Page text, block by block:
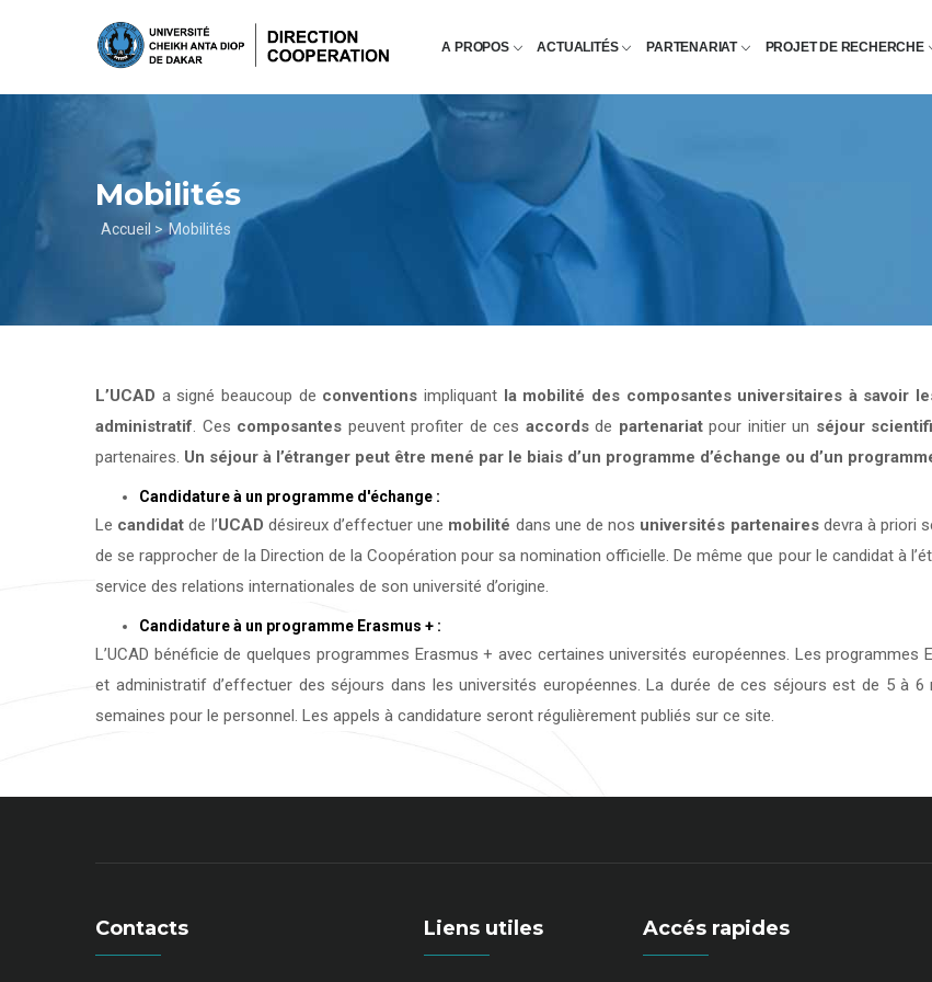
principal
A PROPOS ACTUALITÉS PARTENARIAT PROJET DE RECHERCHE
Mobilités
Fil
d'Ariane
Accueil > Mobilités
L’UCAD a signé beaucoup de conventions impliquant la mobilité des composantes universitaires à savoir
administratif. Ces composantes peuvent profiter de ces accordsde partenariatpour initier un séjour
partenaires. Un séjour à l’étranger peut être mené par le biais d’un programme d’échange ou d’un
Candidature à un programme d'échange :
Le candidat de l’UCAD désireux d’effectuer une mobilité dans une de nos universités partenairesdevra à priori
de se rapprocher de la Direction de la Coopération pour sa nomination officielle. De même que pour le candidat à
service des relations internationales de son université d’origine.
Candidature à un programme Erasmus + :
L’UCAD bénéficie de quelques programmes Erasmus + avec certaines universités européennes. Les
et administratif d’effectuer des séjours dans les universités européennes. La durée de ces séjours est de 5 à
semaines pour le personnel. Les appels à candidature seront régulièrement publiés sur ce site.
Contacts Liens utiles Accés rapides